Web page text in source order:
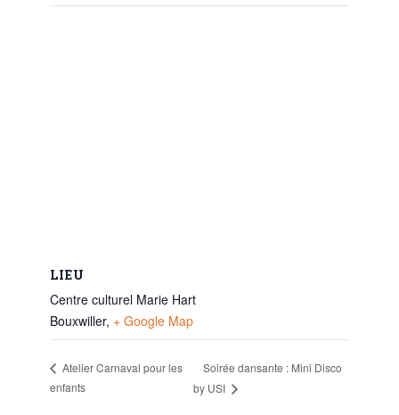
LIEU
Centre culturel Marie Hart
Bouxwiller, + Google Map
Atelier Carnaval pour les
enfants
Soirée dansante : Mini Disco
by USI